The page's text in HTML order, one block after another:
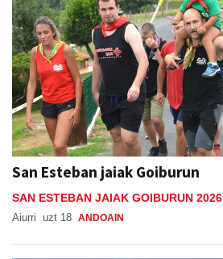
San Esteban jaiak Goiburun
SAN ESTEBAN JAIAK GOIBURUN 2026
Aiurri uzt 18 ANDOAIN